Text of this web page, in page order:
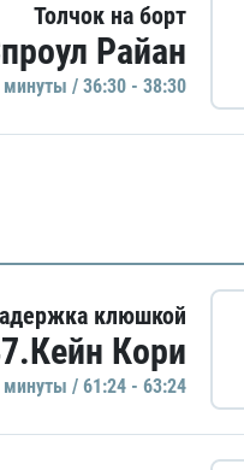
Толчок на борт
Райан
минуты / 36:30 - 38:30
клюшкой
Кори
минуты / 61:24 - 63:24